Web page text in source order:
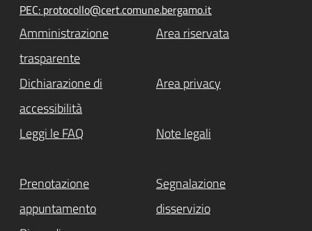
PEC: protocollo@cert.comune.bergamo.it
Amministrazione
trasparente
Area riservata
Dichiarazione di
accessibilità
Area privacy
Leggi le FAQ Note legali
Prenotazione
appuntamento
Segnalazione
disservizio